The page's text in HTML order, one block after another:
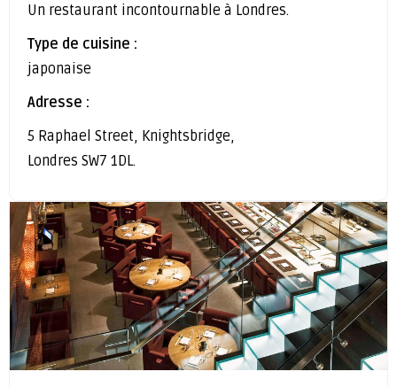
Un restaurant incontournable à Londres.
Type de cuisine :
japonaise
Adresse :
5 Raphael Street, Knightsbridge,
Londres SW7 1DL.